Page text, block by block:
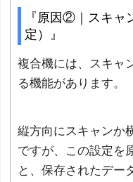
『原因②｜スキャ
定）』
複合機には、スキャ
る機能があります。
縦方向にスキャンか
ですが、この設定を
と、保存されたデー